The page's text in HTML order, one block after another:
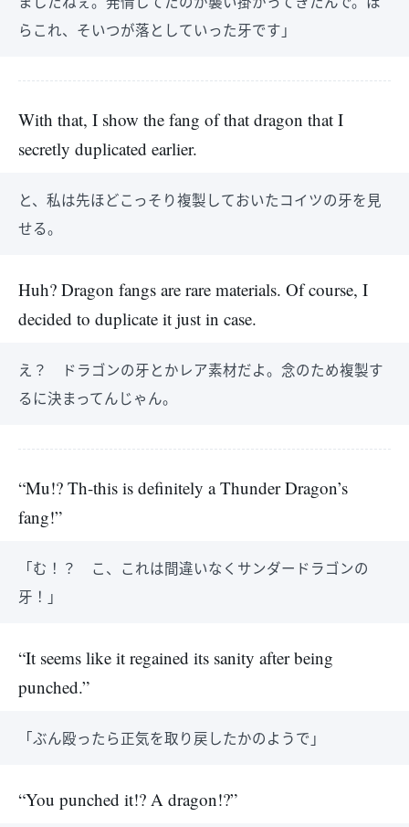
らこれ、そいつが落としていった牙です」
With that, I show the fang of that dragon that I
secretly duplicated earlier.
と、私は先ほどこっそり複製しておいたコイツの牙を見
せる。
Huh? Dragon fangs are rare materials. Of course, I
decided to duplicate it just in case.
え？ ドラゴンの牙とかレア素材だよ。念のため複製す
るに決まってんじゃん。
“Mu!? Th-this is definitely a Thunder Dragon’s
fang!”
「む！？ こ、これは間違いなくサンダードラゴンの
牙！」
“It seems like it regained its sanity after being
punched.”
「ぶん殴ったら正気を取り戻したかのようで」
“You punched it!? A dragon!?”